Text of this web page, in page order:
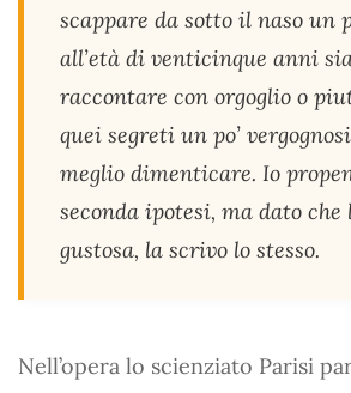
scappare da sotto il naso un
all’età di venticinque anni
raccontare con orgoglio o
quei segreti un po’
meglio dimenticare. Io
seconda ipotesi, ma dato che
gustosa, la scrivo lo stesso.
Nell’opera lo scienziato Parisi